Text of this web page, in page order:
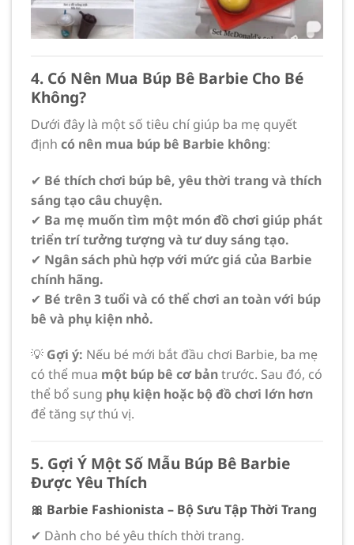
4. Có Nên Mua Búp Bê Barbie Cho Bé
Không?
Dưới đây là một số tiêu chí giúp ba mẹ quyết
định có nên mua búp bê Barbie không:
✔ Bé thích chơi búp bê, yêu thời trang và thích
sáng tạo câu chuyện.
✔ Ba mẹ muốn tìm một món đồ chơi giúp phát
triển trí tưởng tượng và tư duy sáng tạo.
✔ Ngân sách phù hợp với mức giá của Barbie
chính hãng.
✔ Bé trên 3 tuổi và có thể chơi an toàn với búp
bê và phụ kiện nhỏ.
💡 Gợi ý: Nếu bé mới bắt đầu chơi Barbie, ba mẹ
có thể mua một búp bê cơ bảntrước. Sau đó, có
thể bổ sung phụ kiện hoặc bộ đồ chơi lớn hơn
để tăng sự thú vị.
5. Gợi Ý Một Số Mẫu Búp Bê Barbie
Được Yêu Thích
🎀 Barbie Fashionista – Bộ Sưu Tập Thời Trang
✔ Dành cho bé yêu thích thời trang.